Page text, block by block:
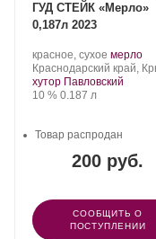
ГУД СТЕЙК «Мерло»
0,187л 2023
Производитель:
Olymp
Winery.
красное, сухое .
Сорт
мерло.
Регион:
Краснодарский край,
хутор Павловский
Крепость
10 %. Объем
0.187 л
200 руб.
Товар распродан
СООБЩИТЬ О
ПОСТУПЛЕНИИ